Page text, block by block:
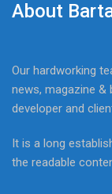
About
Our hardworking
news, magazine &
developer and
It is a long
the readable